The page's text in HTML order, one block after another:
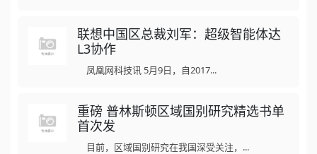
联想中国区总裁刘军：超级智能体达
L3协作
凤凰网科技讯 5月9日，自2017...
重磅 普林斯顿区域国别研究精选书单
首次发
目前，区域国别研究在我国深受关注，...